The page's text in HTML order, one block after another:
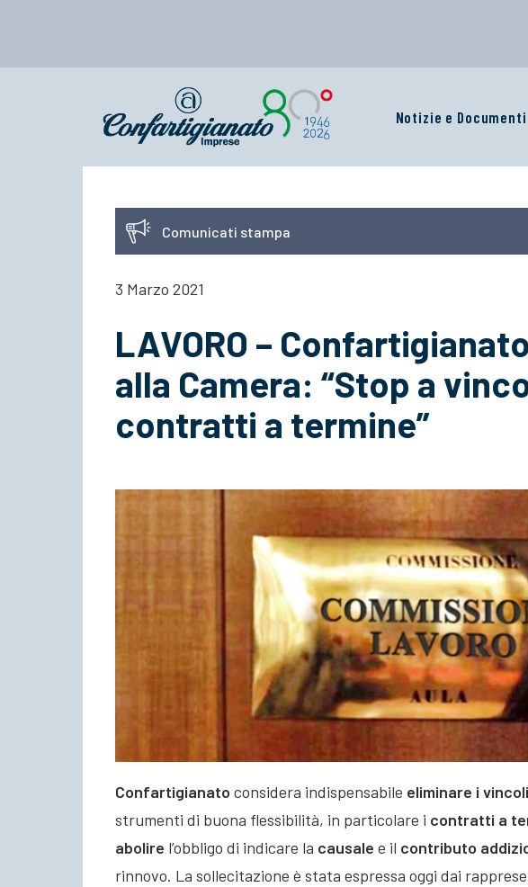
Notizie e Documenti
Comunicati stampa
3 Marzo 2021
LAVORO –
alla Camera: “Stop a
contratti a termine”
Confartigianato considera indispensabile eliminare i
strumenti di buona flessibilità, in particolare i contratti a
abolire l’obbligo di indicare la causale e il contributo
rinnovo. La sollecitazione è stata espressa oggi dai